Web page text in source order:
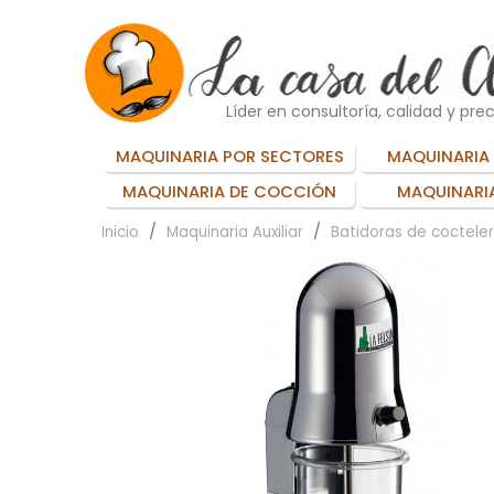
Líder en consultoría, calidad y
MAQUINARIA POR SECTORES
MAQUINARIA
MAQUINARIA DE COCCIÓN
Inicio Maquinaria Auxiliar Batidoras de